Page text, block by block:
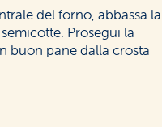
del forno, abbassa la
Prosegui la
buon pane dalla crosta